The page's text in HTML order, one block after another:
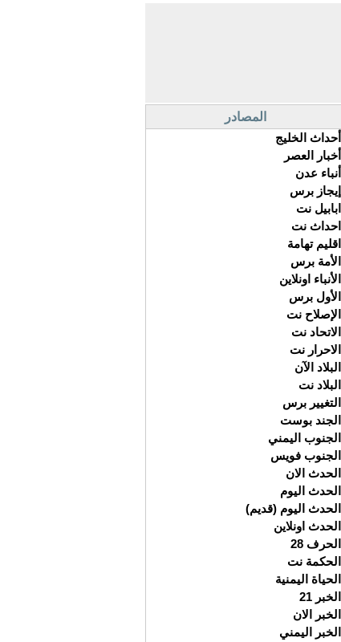
المصادر
أحداث الخليج
أخبار العصر
أنباء عدن
إيجاز برس
ابابيل نت
احداث نت
اقليم تهامة
الأمة برس
الأنباء اونلاين
الأول برس
الإصلاح نت
الاتحاد نت
الاحرار نت
البلاد الآن
البلاد نت
التغيير برس
الجند بوست
الجنوب اليمني
الجنوب فويس
الحدث الان
الحدث اليوم
الحدث اليوم (قديم)
الحدث اونلاين
الحرف 28
الحكمة نت
الحياة اليمنية
الخبر 21
الخبر الان
الخبر اليمني